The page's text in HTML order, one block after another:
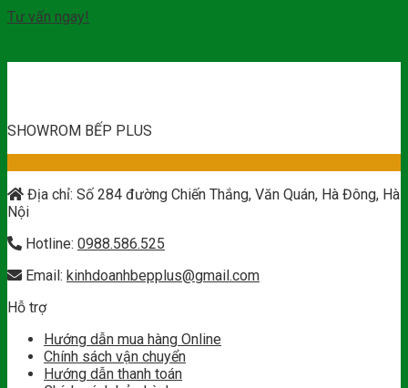
Tư vấn ngay!
SHOWROM BẾP PLUS
Địa chỉ: Số 284 đường Chiến Thắng, Văn Quán, Hà Đông, Hà
Nội
Hotline: 0988.586.525
Email: kinhdoanhbepplus@gmail.com
Hỗ trợ
Hướng dẫn mua hàng Online
Chính sách vận chuyển
Hướng dẫn thanh toán